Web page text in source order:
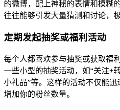
的微博，配上神秘的表情和模糊
往往能够引发大量猜测和讨论，
定期发起抽奖或福利活动
每个人都喜欢参与抽奖或获取福
一些小型的抽奖活动，如“关注+
小礼品”等。这样的活动不仅能
增加你的粉丝数量。